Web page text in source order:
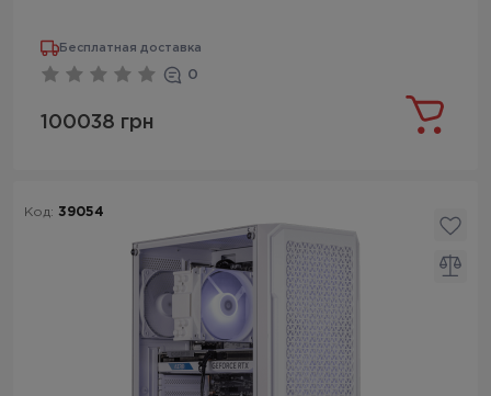
Бесплатная доставка
0
100038 грн
Код: 39054